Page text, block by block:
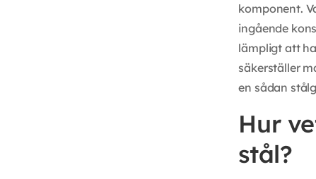
komponent.
ingående
lämpligt att
säkerställer
en sådan
Hur
stål?